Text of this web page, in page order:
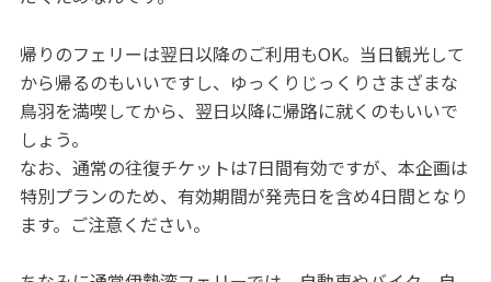
帰りのフェリーは翌日以降のご利用もOK。当日観光して
から帰るのもいいですし、ゆっくりじっくりさまざまな
鳥羽を満喫してから、翌日以降に帰路に就くのもいいで
しょう。
なお、通常の往復チケットは7日間有効ですが、本企画は
特別プランのため、有効期間が発売日を含め4日間となり
ます。ご注意ください。